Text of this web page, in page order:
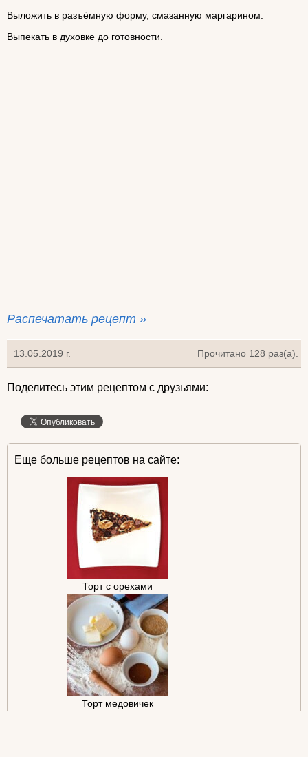
Выложить в разъёмную форму, смазанную маргарином.
Выпекать в духовке до готовности.
Распечатать рецепт »
13.05.2019 г. Прочитано 128 раз(a).
Поделитесь этим рецептом с друзьями:
Еще больше рецептов на сайте:
Торт с орехами
Торт медовичек